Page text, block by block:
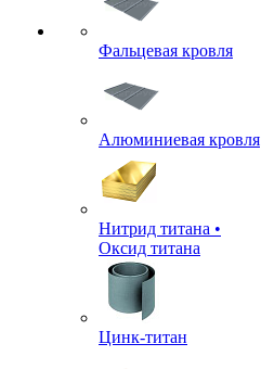
Фальцевая кровля
Алюминиевая кровля
Нитрид титана •
Оксид титана
Цинк-титан